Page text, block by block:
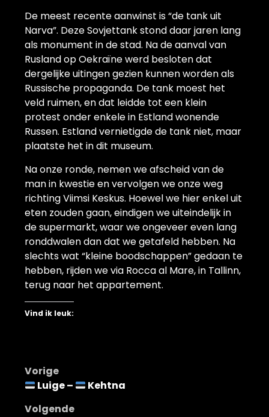
De meest recente aanwinst is “de tank uit
Narva”. Deze Sovjettank stond daar jaren lang
als monument in de stad. Na de aanval van
Rusland op Oekraïne werd besloten dat
dergelijke uitingen gezien kunnen worden als
Russische propaganda. De tank moest het
veld ruimen, en dat leidde tot een klein
protest onder enkele in Estland wonende
Russen. Estland vernietigde de tank niet, maar
plaatste het in dit museum.
Na onze ronde, nemen we afscheid van de
man in kwestie en vervolgen we onze weg
richting Viimsi Keskus. Hoewel we hier enkel uit
eten zouden gaan, eindigen we uiteindelijk in
de supermarkt, waar we ongeveer even lang
ronddwalen dan dat we getafeld hebben. Na
slechts wat “kleine boodschappen” gedaan te
hebben, rijden we via Rocca al Mare, in Tallinn,
terug naar het appartement.
Vind ik leuk:
Bericht
navigatie
Vorige
Luige –
Kehtna
Volgende